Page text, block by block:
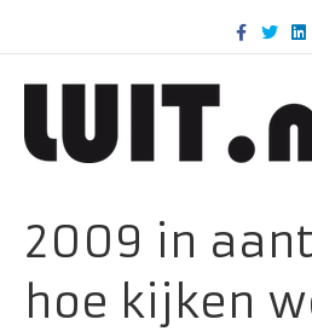
c
k
T
w
i
n
d
2009 in
hoe kijken